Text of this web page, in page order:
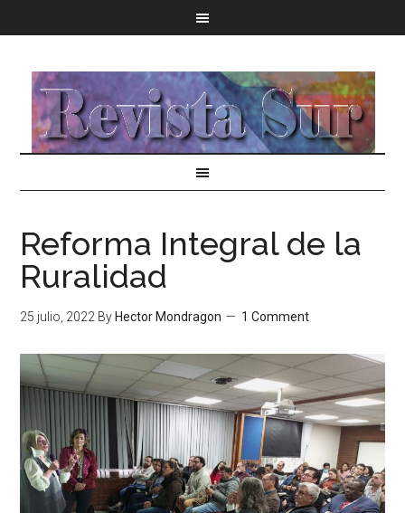
Reforma Integral de la
Ruralidad
25 julio, 2022 By Hector Mondragon 1 Comment